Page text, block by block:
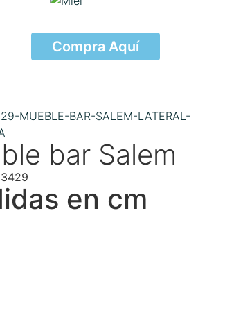
Compra Aquí
bar Salem
3429
en cm